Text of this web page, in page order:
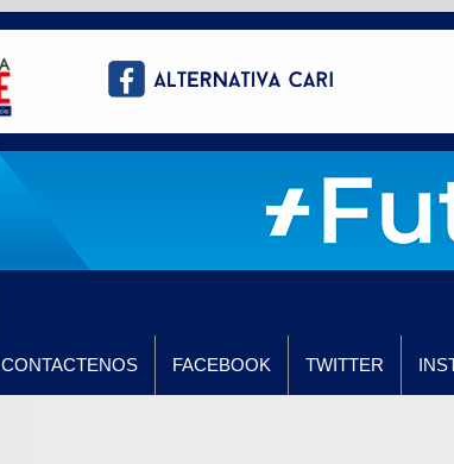
CONTACTENOS FACEBOOK TWITTER